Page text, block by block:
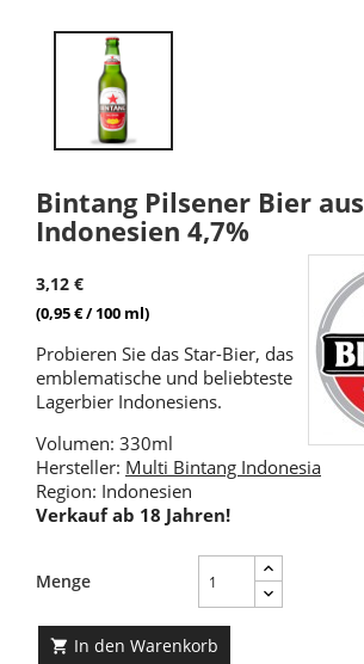
Bintang Pilsener Bier aus
Indonesien 4,7%
3,12 €
(0,95 € / 100 ml)
Probieren Sie das Star-Bier, das
emblematische und beliebteste
Lagerbier Indonesiens.
Volumen: 330ml
Hersteller: Multi Bintang Indonesia
Region: Indonesien
Verkauf ab 18 Jahren!
Menge
 In den Warenkorb